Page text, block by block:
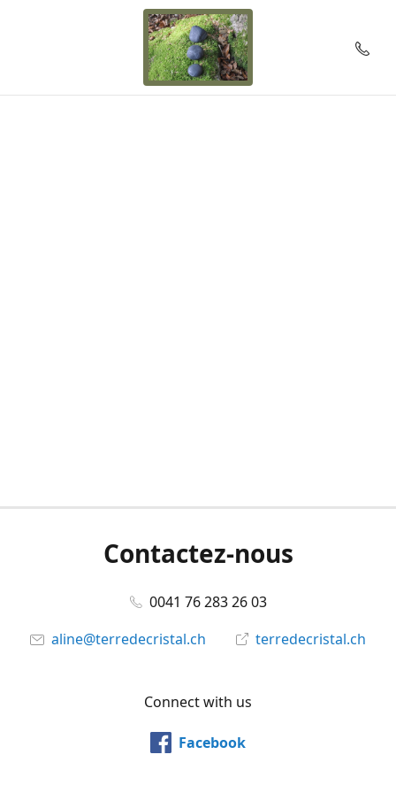
Contactez-nous
0041 76 283 26 03
aline@terredecristal.ch
terredecristal.ch
Connect with us
Facebook